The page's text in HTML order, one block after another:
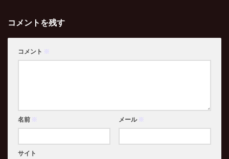
コメントを残す
コメント ※
名前 ※ メール ※
サイト